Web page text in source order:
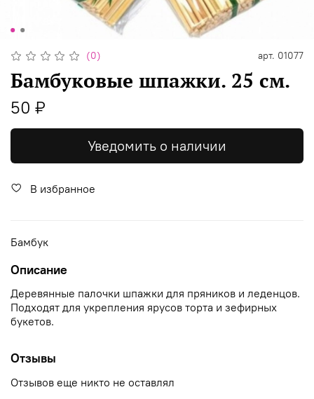
(0) арт. 01077
Бамбуковые шпажки. 25 см.
50 ₽
Уведомить о наличии
В избранное
Бамбук
Описание
Деревянные палочки шпажки для пряников и леденцов.
Подходят для укрепления ярусов торта и зефирных
букетов.
Отзывы
Отзывов еще никто не оставлял